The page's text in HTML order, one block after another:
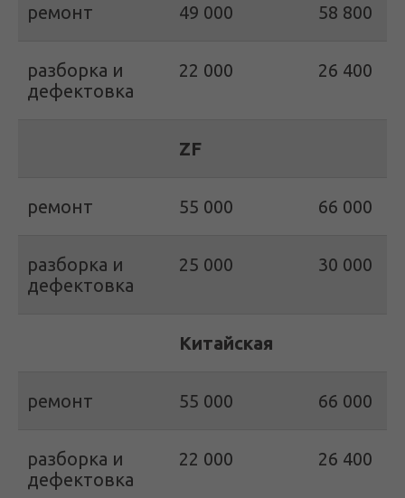
ремонт 49 000 58 800
разборка и
дефектовка
22 000 26 400
ZF
ремонт 55 000 66 000
разборка и
дефектовка
25 000 30 000
Китайская
ремонт 55 000 66 000
разборка и
дефектовка
22 000 26 400